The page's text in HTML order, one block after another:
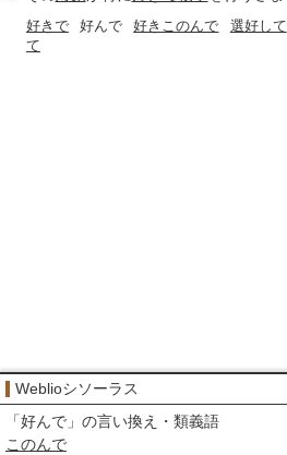
好きで 好んで 好きこのんで 選好して
て
Weblioシソーラス
「好んで 」の言い換え・類義語
このんで